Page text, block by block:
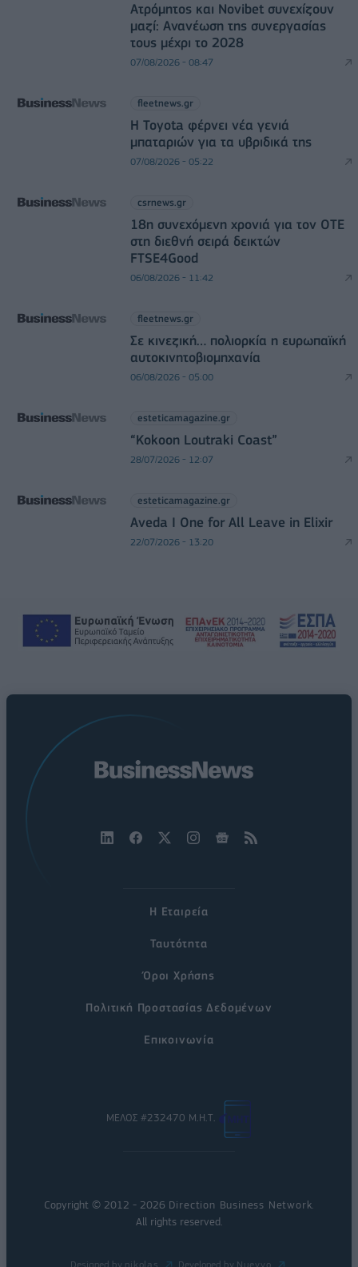
Ατρόμητος και Novibet συνεχίζουν
μαζί: Ανανέωση της συνεργασίας
τους μέχρι το 2028
07/08/2026 - 08:47
fleetnews.gr
Η Toyota φέρνει νέα γενιά
μπαταριών για τα υβριδικά της
07/08/2026 - 05:22
csrnews.gr
18η συνεχόμενη χρονιά για τον ΟΤΕ
στη διεθνή σειρά δεικτών
FTSE4Good
06/08/2026 - 11:42
fleetnews.gr
Σε κινεζική… πολιορκία η ευρωπαϊκή
αυτοκινητοβιομηχανία
06/08/2026 - 05:00
esteticamagazine.gr
“Kokoon Loutraki Coast”
28/07/2026 - 12:07
esteticamagazine.gr
Aveda I One for All Leave in Elixir
22/07/2026 - 13:20
Η Εταιρεία
Ταυτότητα
Όροι Χρήσης
Πολιτική Προστασίας Δεδομένων
Επικοινωνία
ΜΕΛΟΣ #232470 Μ.Η.Τ.
Copyright © 2012 - 2026 Direction Business Network
All rights reserved.
Designed by nikolas Developed by Nuevvo